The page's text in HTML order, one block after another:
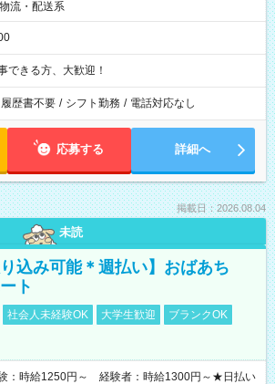
流・配送系
できる方、大歓迎！
履歴書不要 / シフト勤務 / 電話対応なし
応募する 詳細へ
掲載日：2026.08.04
未読
り込み可能＊週払い】おばあち
ト
社会人未経験OK 大学生歓迎
ブランクOK
：時給1250円～ 経験者：時給1300円～★日払い